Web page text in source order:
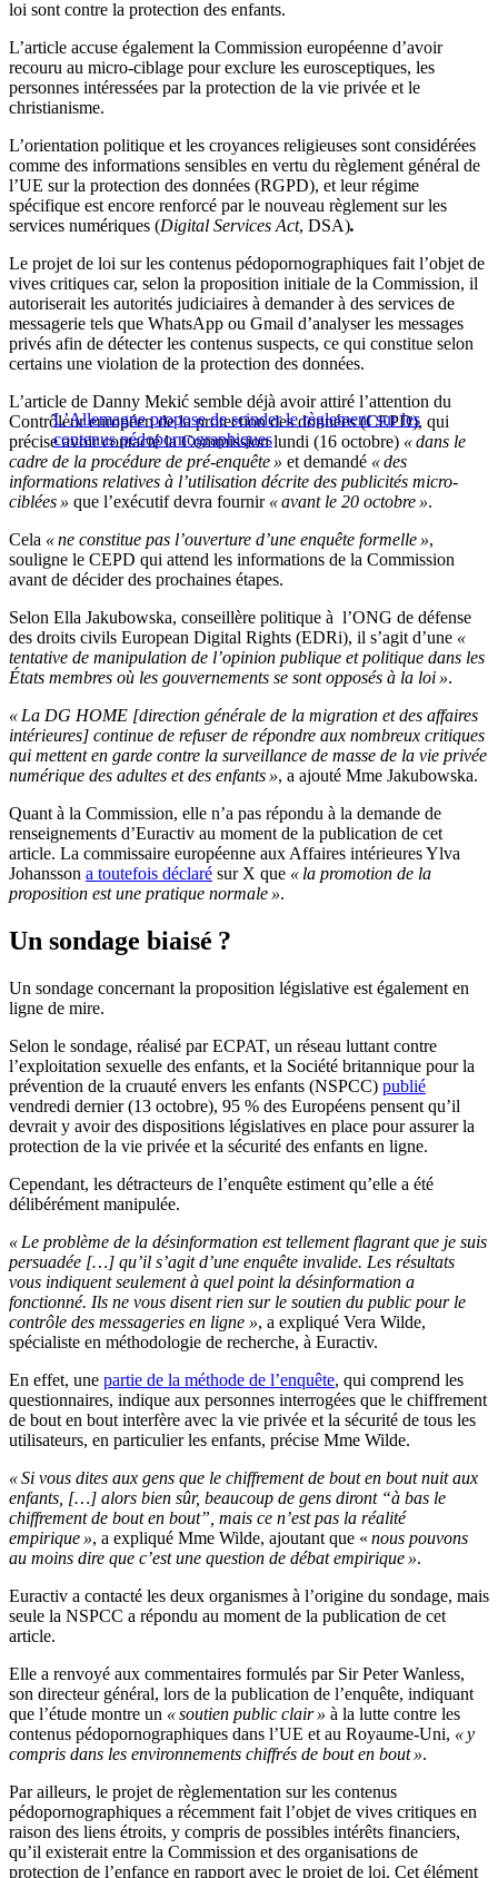
loi sont contre la protection des enfants.
L’article accuse également la Commission européenne d’avoir
recouru au micro-ciblage pour exclure les eurosceptiques, les
personnes intéressées par la protection de la vie privée et le
christianisme.
L’orientation politique et les croyances religieuses sont considérées
comme des informations sensibles en vertu du règlement général de
l’UE sur la protection des données (RGPD), et leur régime
spécifique est encore renforcé par le nouveau règlement sur les
services numériques (Digital Services Act, DSA).
Le projet de loi sur les contenus pédopornographiques fait l’objet de
vives critiques car, selon la proposition initiale de la Commission, il
autoriserait les autorités judiciaires à demander à des services de
messagerie tels que WhatsApp ou Gmail d’analyser les messages
privés afin de détecter les contenus suspects, ce qui constitue selon
certains une violation de la protection des données.
L’Allemagne propose de scinder le règlement sur les
contenus pédopornographiques
L’article de Danny Mekić semble déjà avoir attiré l’attention du
Contrôleur européen de la protection des données (CEPD), qui
précise avoir contacté la Commission lundi (16 octobre) « dans le
cadre de la procédure de pré-enquête » et demandé « des
informations relatives à l’utilisation décrite des publicités micro-
ciblées » que l’exécutif devra fournir « avant le 20 octobre ».
Cela « ne constitue pas l’ouverture d’une enquête formelle »,
souligne le CEPD qui attend les informations de la Commission
avant de décider des prochaines étapes.
Selon Ella Jakubowska, conseillère politique à l’ONG de défense
des droits civils European Digital Rights (EDRi), il s’agit d’une «
tentative de manipulation de l’opinion publique et politique dans les
États membres où les gouvernements se sont opposés à la loi ».
« La DG HOME [direction générale de la migration et des affaires
intérieures] continue de refuser de répondre aux nombreux critiques
qui mettent en garde contre la surveillance de masse de la vie privée
numérique des adultes et des enfants », a ajouté Mme Jakubowska.
Quant à la Commission, elle n’a pas répondu à la demande de
renseignements d’Euractiv au moment de la publication de cet
article. La commissaire européenne aux Affaires intérieures Ylva
Johansson a toutefois déclaré sur X que « la promotion de la
proposition est une pratique normale ».
Un sondage biaisé ?
Un sondage concernant la proposition législative est également en
ligne de mire.
Selon le sondage, réalisé par ECPAT, un réseau luttant contre
l’exploitation sexuelle des enfants, et la Société britannique pour la
prévention de la cruauté envers les enfants (NSPCC) publié
vendredi dernier (13 octobre), 95 % des Européens pensent qu’il
devrait y avoir des dispositions législatives en place pour assurer la
protection de la vie privée et la sécurité des enfants en ligne.
Cependant, les détracteurs de l’enquête estiment qu’elle a été
délibérément manipulée.
« Le problème de la désinformation est tellement flagrant que je suis
persuadée […] qu’il s’agit d’une enquête invalide. Les résultats
vous indiquent seulement à quel point la désinformation a
fonctionné. Ils ne vous disent rien sur le soutien du public pour le
contrôle des messageries en ligne », a expliqué Vera Wilde,
spécialiste en méthodologie de recherche, à Euractiv.
En effet, une partie de la méthode de l’enquête, qui comprend les
questionnaires, indique aux personnes interrogées que le chiffrement
de bout en bout interfère avec la vie privée et la sécurité de tous les
utilisateurs, en particulier les enfants, précise Mme Wilde.
« Si vous dites aux gens que le chiffrement de bout en bout nuit aux
enfants, […] alors bien sûr, beaucoup de gens diront “à bas le
chiffrement de bout en bout”, mais ce n’est pas la réalité
empirique », a expliqué Mme Wilde, ajoutant que « nous pouvons
au moins dire que c’est une question de débat empirique ».
Euractiv a contacté les deux organismes à l’origine du sondage, mais
seule la NSPCC a répondu au moment de la publication de cet
article.
Elle a renvoyé aux commentaires formulés par Sir Peter Wanless,
son directeur général, lors de la publication de l’enquête, indiquant
que l’étude montre un « soutien public clair » à la lutte contre les
contenus pédopornographiques dans l’UE et au Royaume-Uni, « y
compris dans les environnements chiffrés de bout en bout ».
Par ailleurs, le projet de règlementation sur les contenus
pédopornographiques a récemment fait l’objet de vives critiques en
raison des liens étroits, y compris de possibles intérêts financiers,
qu’il existerait entre la Commission et des organisations de
protection de l’enfance en rapport avec le projet de loi. Cet élément